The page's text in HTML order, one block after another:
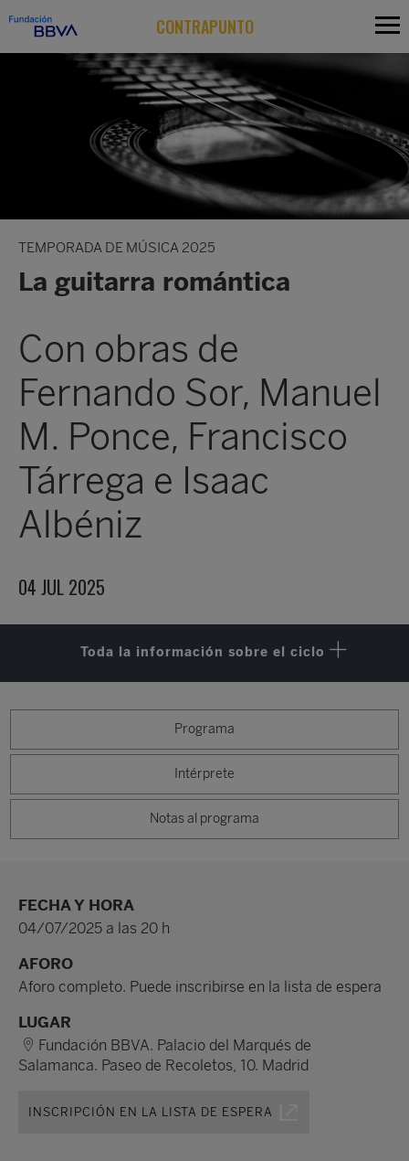
CONTRAPUNTO
TEMPORADA DE MÚSICA 2025
La guitarra romántica
Con obras de
Fernando Sor, Manuel
M. Ponce, Francisco
Tárrega e Isaac
Albéniz
04 JUL 2025
Toda la información sobre el ciclo
Programa
Intérprete
Notas al programa
FECHA Y HORA
04/07/2025 a las 20 h
AFORO
Aforo completo. Puede inscribirse en la lista de espera
LUGAR
Fundación BBVA. Palacio del Marqués de
Salamanca. Paseo de Recoletos, 10. Madrid
INSCRIPCIÓN EN LA LISTA DE ESPERA